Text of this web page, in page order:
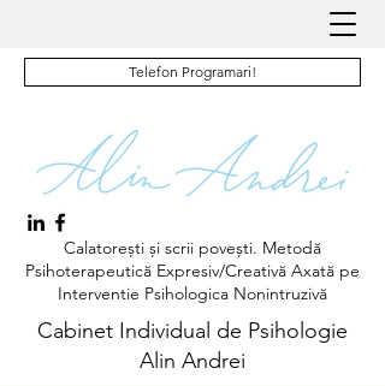
Calatorești și scrii povești. Metodă
Psihoterapeutică Expresiv/Creativă Axată pe
Interventie Psihologica Nonintruzivă
Telefon Programari!
Cabinet Individual de Psihologie
Alin Andrei